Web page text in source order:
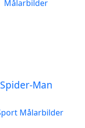
Spider-Man